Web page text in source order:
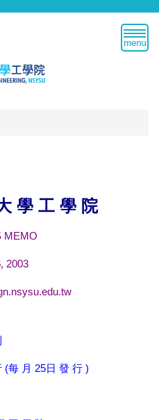
學 工 學 院
MEMO
2003
(每 月 25日 發 行 )